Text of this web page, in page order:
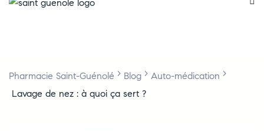
Pharmacie Saint-Guénolé > Blog > Auto-médication >
Lavage de nez : à quoi ça sert ?